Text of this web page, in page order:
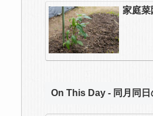
家庭菜
On This Day - 同月同日